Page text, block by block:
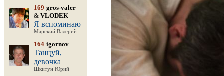
169 gros-valer
& VLODEK
Я вспоминаю
Марский Валерий
164 igornov
Танцуй,
девочка
Шкитун Юрий